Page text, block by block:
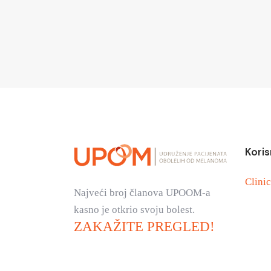
Najveći broj članova UPOOM-a
kasno je otkrio svoju bolest.
ZAKAŽITE PREGLED!